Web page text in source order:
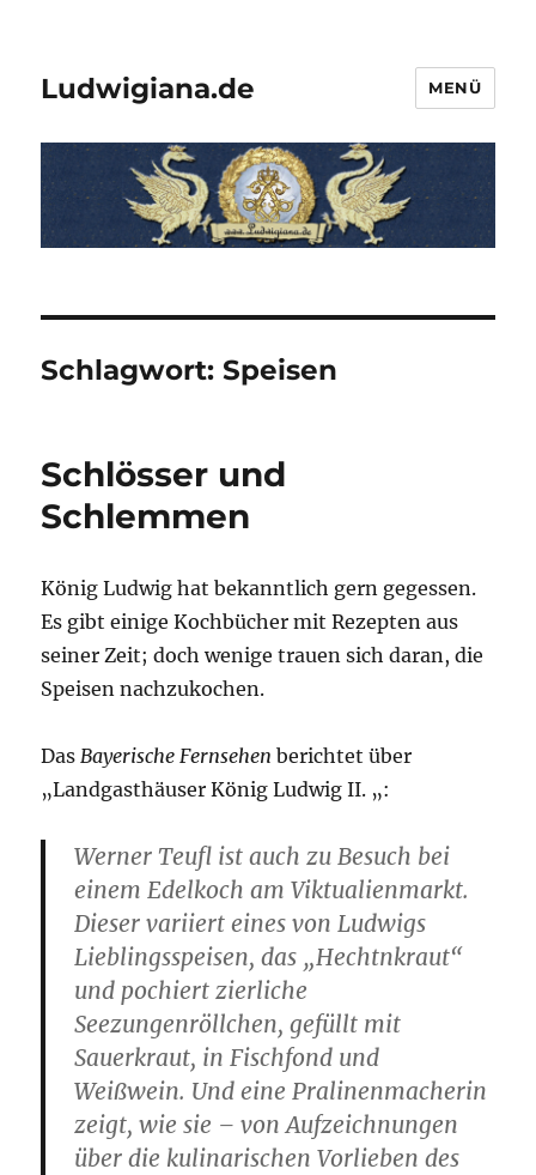
Ludwigiana.de MENÜ
Schlagwort:Speisen
Schlösser und
Schlemmen
König Ludwig hat bekanntlich gern gegessen.
Es gibt einige Kochbücher mit Rezepten aus
seiner Zeit; doch wenige trauen sich daran, die
Speisen nachzukochen.
DasBayerische Fernsehen berichtet über
„Landgasthäuser König Ludwig II. „:
Werner Teufl ist auch zu Besuch bei
einem Edelkoch am Viktualienmarkt.
Dieser variiert eines von Ludwigs
Lieblingsspeisen, das „Hechtnkraut“
und pochiert zierliche
Seezungenröllchen, gefüllt mit
Sauerkraut, in Fischfond und
Weißwein. Und eine Pralinenmacherin
zeigt, wie sie – von Aufzeichnungen
über die kulinarischen Vorlieben des